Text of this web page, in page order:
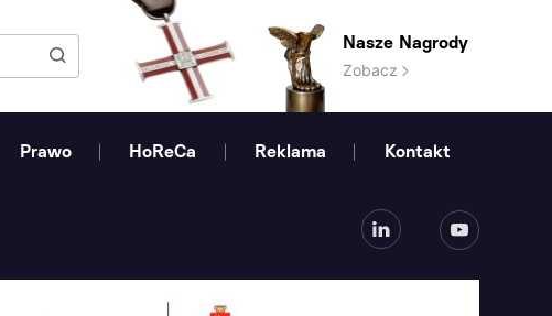
Nasze Nagrody
Zobacz
Prawo HoReCa Reklama Kontakt